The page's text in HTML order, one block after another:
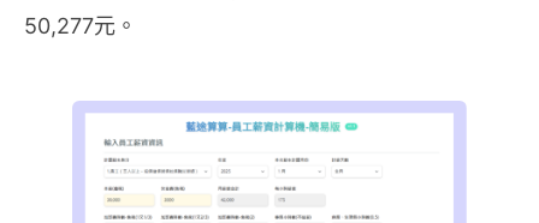
50,277元。